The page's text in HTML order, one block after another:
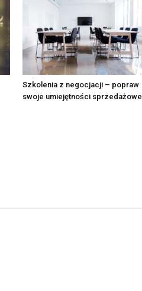
Szkolenia z negocjacji – popraw
swoje umiejętności sprzedażowe